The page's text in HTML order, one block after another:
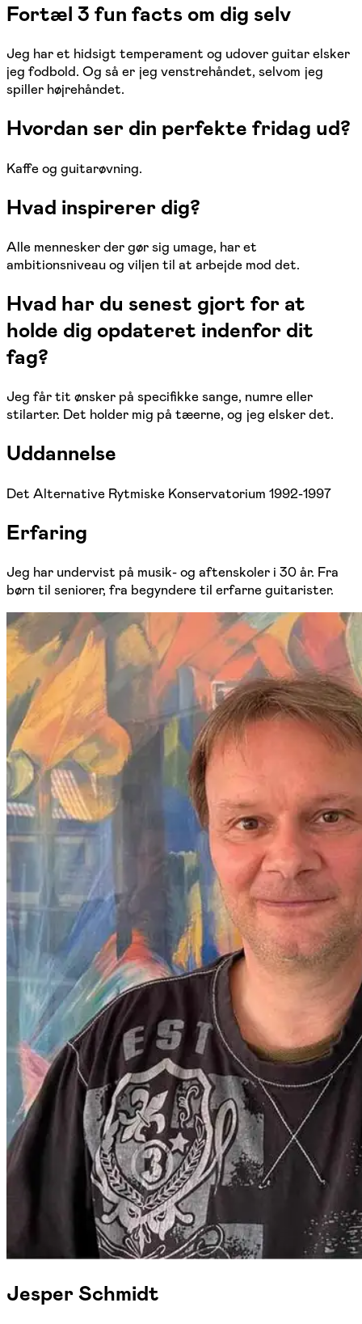
Fortæl 3 fun facts om dig selv
Jeg har et hidsigt temperament og udover guitar elsker
jeg fodbold. Og så er jeg venstrehåndet, selvom jeg
spiller højrehåndet.
Hvordan ser din perfekte fridag ud?
Kaffe og guitarøvning.
Hvad inspirerer dig?
Alle mennesker der gør sig umage, har et
ambitionsniveau og viljen til at arbejde mod det.
Hvad har du senest gjort for at
holde dig opdateret indenfor dit
fag?
Jeg får tit ønsker på specifikke sange, numre eller
stilarter. Det holder mig på tæerne, og jeg elsker det.
Uddannelse
Det Alternative Rytmiske Konservatorium 1992-1997
Erfaring
Jeg har undervist på musik- og aftenskoler i 30 år. Fra
børn til seniorer, fra begyndere til erfarne guitarister.
Jesper Schmidt